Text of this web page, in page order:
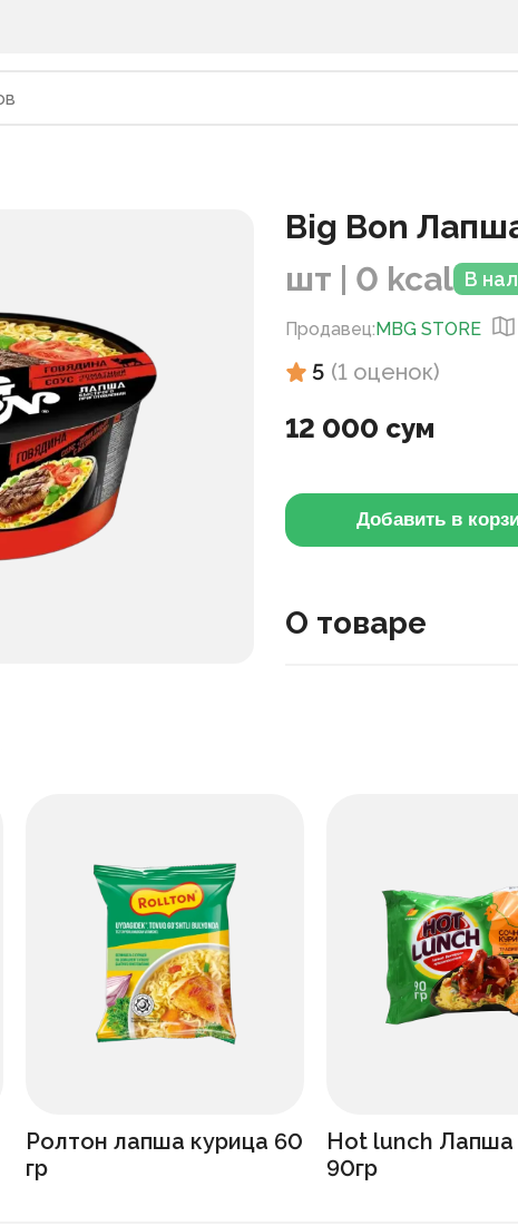
Big Bon
шт | 0 kcal В
Продавец:MBG STORE
5 (1 оценок)
12 000 сум
Добавить в
О товаре
Ролтон лапша курица 60
гр
Hot lunch Лапша
90гр